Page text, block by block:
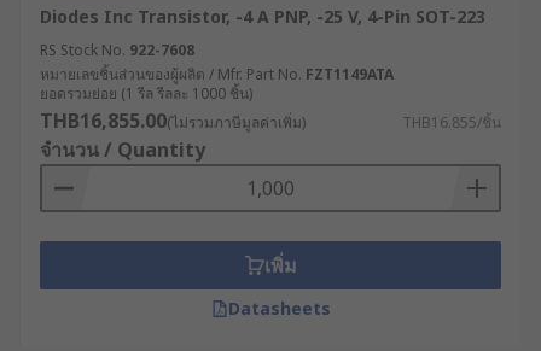
Diodes Inc Transistor, -4 A PNP, -25 V, 4-Pin SOT-223
RS Stock No. 922-7608
หมายเลขชิ้นส่วนของผู้ผลิต / Mfr. Part No. FZT1149ATA
ยอดรวมย่อย (1 รีล รีลละ 1000 ชิ้น)
THB16,855.00(ไม่รวมภาษีมูลค่าเพิ่ม) THB16.855/ชิ้น
จำนวน / Quantity
เพิ่ม
Datasheets